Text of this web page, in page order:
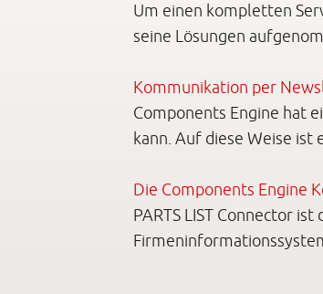
Um einen kompletten
seine Lösungen
Kommunikation per
Components Engine hat
kann. Auf diese Weise ist
Die Components Engine
PARTS LIST Connector